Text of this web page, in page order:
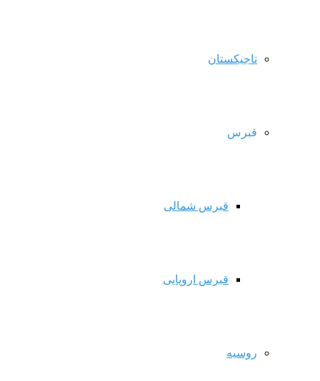
تاجیکستان
قبرس
قبرس شمالی
قبرس اروپایی
روسیه